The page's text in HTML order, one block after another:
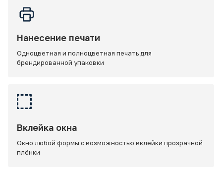
Нанесение печати
Одноцветная и полноцветная печать для
брендированной упаковки
Вклейка окна
Окно любой формы с возможностью вклейки прозрачной
плёнки